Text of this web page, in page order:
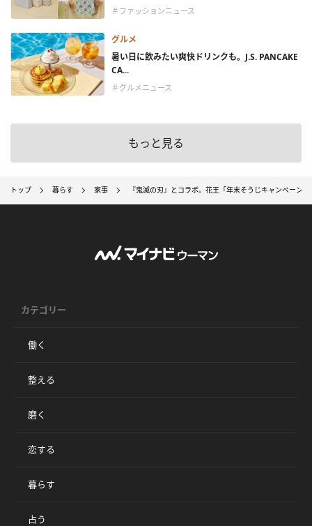
＃ファッションニュース
グルメ
暑い日に飲みたい爽快ドリンクも。J.S. PANCAKE
CA...
＃グルメニュース
もっと見る
トップ 暮らす 家事 『鬼滅の刃』とコラボ。花王「年末そうじキャンペーン
カテゴリー
働く
整える
磨く
恋する
暮らす
占う